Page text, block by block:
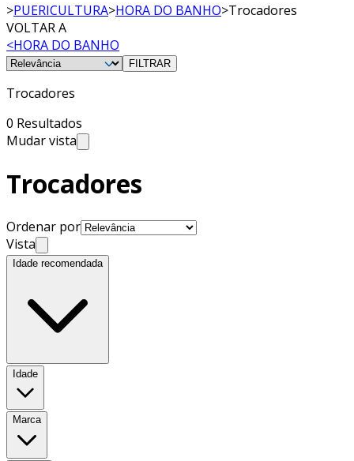
>PUERICULTURA>HORA DO BANHO>Trocadores
VOLTAR A
<HORA DO BANHO
FILTRAR
Trocadores
0 Resultados
Mudar vista
Trocadores
Ordenar por
Vista
Idade recomendada
Idade
Marca